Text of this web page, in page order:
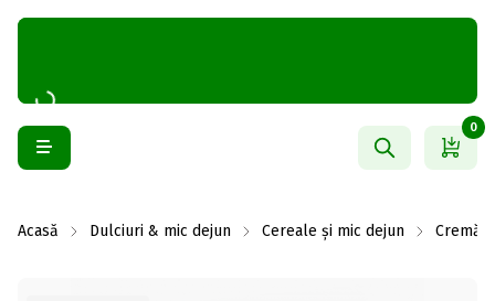
0
Acasă Dulciuri & mic dejun Cereale și mic dejun Cremă